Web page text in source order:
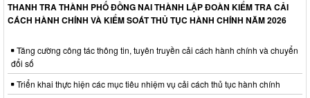
THANH TRA THÀNH PHỐ ĐỒNG NAI THÀNH LẬP ĐOÀN KIỂM TRA CẢI
CÁCH HÀNH CHÍNH VÀ KIỂM SOÁT THỦ TỤC HÀNH CHÍNH NĂM 2026
Tăng cường công tác thông tin, tuyên truyền cải cách hành chính và chuyển
đổi số
Triển khai thực hiện các mục tiêu nhiệm vụ cải cách thủ tục hành chính